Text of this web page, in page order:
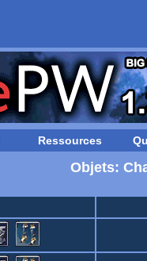
Ressources
Objets: